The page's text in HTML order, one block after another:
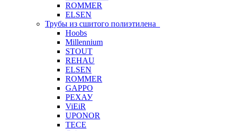
ROMMER
ELSEN
Трубы из сшитого полиэтилена
Hoobs
Millennium
STOUT
REHAU
ELSEN
ROMMER
GAPPO
РЕХАУ
ViEiR
UPONOR
TECE